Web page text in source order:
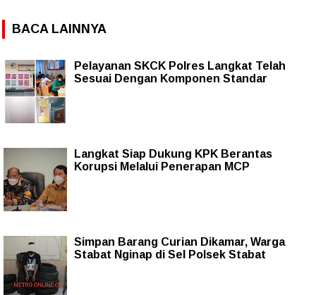
BACA LAINNYA
Pelayanan SKCK Polres Langkat Telah
Sesuai Dengan Komponen Standar
Langkat Siap Dukung KPK Berantas
Korupsi Melalui Penerapan MCP
Simpan Barang Curian Dikamar, Warga
Stabat Nginap di Sel Polsek Stabat